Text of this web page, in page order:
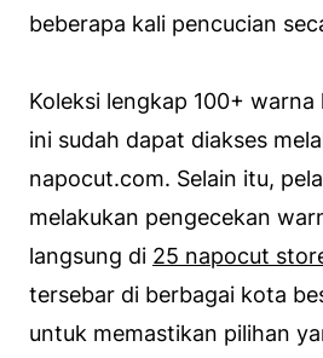
beberapa kali pencucian
Koleksi lengkap 100+
ini sudah dapat diakses
napocut.com. Selain itu,
melakukan pengecekan
langsung di 25 napocut
tersebar di berbagai kota
untuk memastikan pilihan